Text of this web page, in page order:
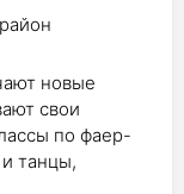
новые
свои
по фаер-
танцы,